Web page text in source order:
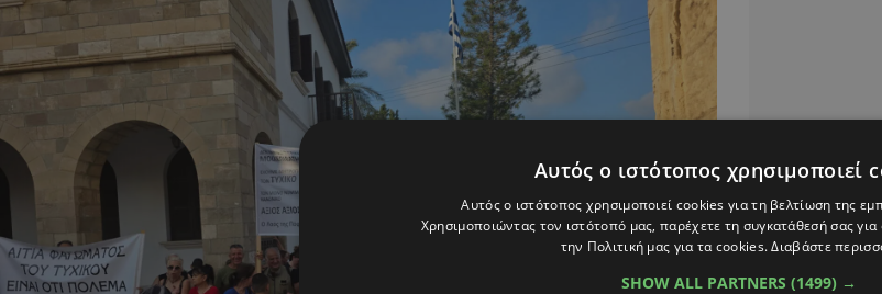
Αυτός ο ιστότοπος χρησιμοποιεί
Αυτός ο ιστότοπος χρησιμοποιεί cookies για τη βελτίωση της
Χρησιμοποιώντας τον ιστότοπό μας, παρέχετε τη συγκατάθεσή σας
την Πολιτική μας για τα cookies.Διαβάστε
SHOW ALL PARTNERS (1499) →